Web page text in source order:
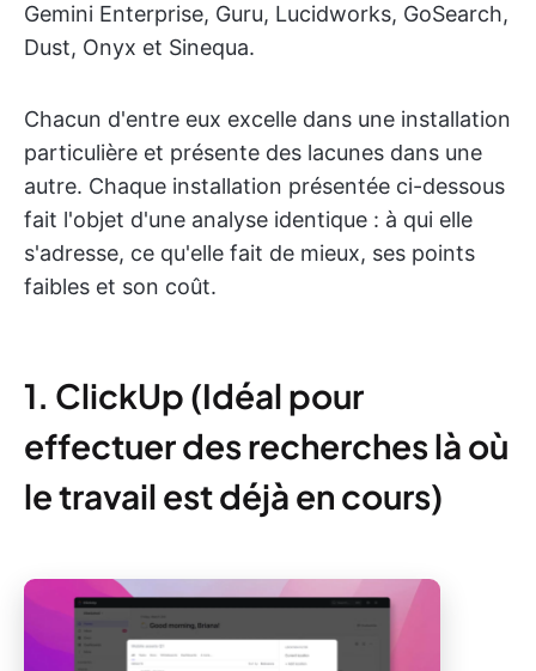
Gemini Enterprise, Guru, Lucidworks, GoSearch,
Dust, Onyx et Sinequa.
Chacun d'entre eux excelle dans une installation
particulière et présente des lacunes dans une
autre. Chaque installation présentée ci-dessous
fait l'objet d'une analyse identique : à qui elle
s'adresse, ce qu'elle fait de mieux, ses points
faibles et son coût.
1. ClickUp (Idéal pour
effectuer des recherches là où
le travail est déjà en cours)